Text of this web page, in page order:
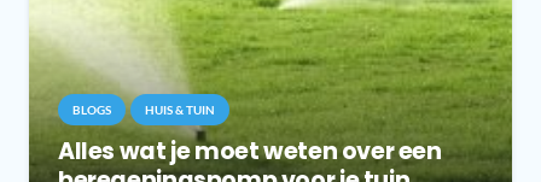
BLOGS HUIS & TUIN
Alles wat je moet weten over een